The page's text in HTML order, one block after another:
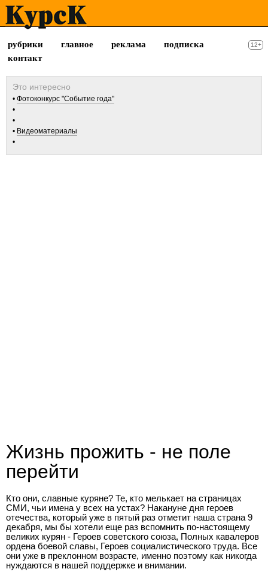
рубрики главное реклама
подписка
контакт
12+
Фотоконкурс "Событие года"
Видеоматериалы
Жизнь прожить - не поле
перейти
Кто они, славные куряне? Те, кто мелькает на страницах
СМИ, чьи имена у всех на устах? Накануне дня героев
отечества, который уже в пятый раз отметит наша страна 9
декабря, мы бы хотели еще раз вспомнить по-настоящему
великих курян - Героев советского союза, Полных кавалеров
ордена боевой славы, Героев социалистического труда. Все
они уже в преклонном возрасте, именно поэтому как никогда
нуждаются в нашей поддержке и внимании.